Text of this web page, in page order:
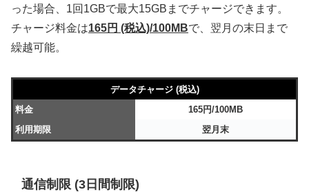
った場合、1回1GBで最大15GBまでチャージできます。
チャージ料金は165円 (税込)/100MBで、翌月の末日まで
繰越可能。
データチャージ (税込)
料金
165円/100MB
利用期限
翌月末
通信制限 (3日間制限)